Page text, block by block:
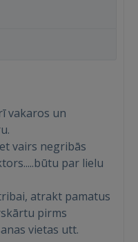
vakaros un
vairs negribās
par lielu
atrakt pamatus
pirms
vietas utt.